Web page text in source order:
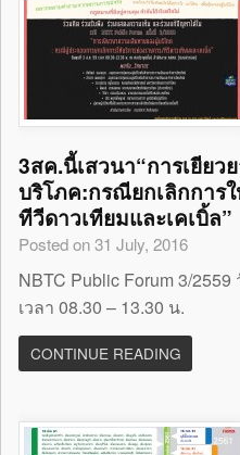
3สค.นี้เสวนา“การเยียว
บริโภค:กรณียกเลิกการ
ทีวีดาวเทียมและเคเบิ้ล”
Posted on 31 July, 2016
NBTC Public Forum 3/
เวลา 08.30 – 13.30 น.
CONTINUE READING